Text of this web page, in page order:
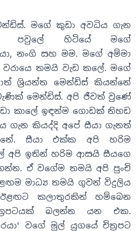
. මගේ කුඩා අවධිය ගැන
පවුලේ හිටියේ මගේ
, නංගි සහ මම. මගේ අම්මා
වරායෙ තමයි වැඩ කලේ.මගේ
ශ්‍රියන්ත මෙන්ඩිස් කියන්නේ
මෙන්ඩිස්. අපි ජීවත් වුණේ
කාලේ ඉඳන්ම ගොඩක් නිහඩ
ගැන කියද්දි අපේ සීයා ගැනත්
. සීයා එක්ක අපි හරිම
අපි ඉතින් හරිම ආසයි සීයගෙ
. ඒ වගේම තමයි අපි පුංචි
මාධ්‍ය තමයි ගුවන් විදුලිය
ඊළඟට කලාතුරකින් හම්බෙන
බලන්න යන එක.
' වගේ මුල් යුගයේ චිත්‍රපට